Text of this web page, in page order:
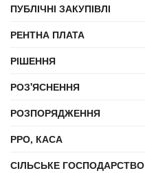
ПУБЛІЧНІ ЗАКУПІВЛІ
РЕНТНА ПЛАТА
РІШЕННЯ
РОЗ'ЯСНЕННЯ
РОЗПОРЯДЖЕННЯ
РРО, КАСА
СІЛЬСЬКЕ ГОСПОДАРСТВО